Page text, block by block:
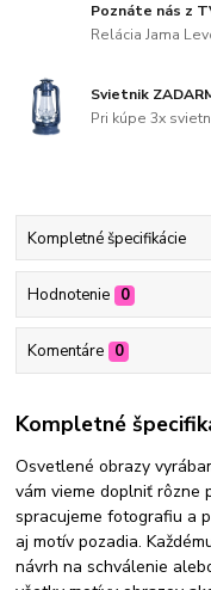
Poznáte nás z
Relácia Jama
Svietnik
Pri kúpe 3x
Kompletné špecifikácie
Hodnotenie 0
Komentáre 0
Kompletné
Osvetlené obrazy
vám vieme doplniť rôzne
spracujeme fotografiu a
aj motív pozadia.
návrh na schválenie